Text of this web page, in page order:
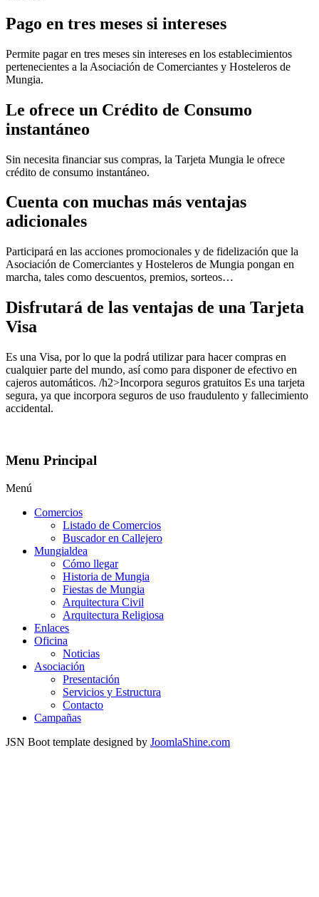
Pago en tres meses si intereses
Permite pagar en tres meses sin intereses en los establecimientos
pertenecientes a la Asociación de Comerciantes y Hosteleros de
Mungia.
Le ofrece un Crédito de Consumo
instantáneo
Sin necesita financiar sus compras, la Tarjeta Mungia le ofrece
crédito de consumo instantáneo.
Cuenta con muchas más ventajas
adicionales
Participará en las acciones promocionales y de fidelización que la
Asociación de Comerciantes y Hosteleros de Mungia pongan en
marcha, tales como descuentos, premios, sorteos…
Disfrutará de las ventajas de una Tarjeta
Visa
Es una Visa, por lo que la podrá utilizar para hacer compras en
cualquier parte del mundo, así como para disponer de efectivo en
cajeros automáticos. /h2>Incorpora seguros gratuitos Es una tarjeta
segura, ya que incorpora seguros de uso fraudulento y fallecimiento
accidental.
Menu Principal
Menú
Comercios
Listado de Comercios
Buscador en Callejero
Mungialdea
Cómo llegar
Historia de Mungia
Fiestas de Mungia
Arquitectura Civil
Arquitectura Religiosa
Enlaces
Oficina
Noticias
Asociación
Presentación
Servicios y Estructura
Contacto
Campañas
JSN Boot template designed by JoomlaShine.com